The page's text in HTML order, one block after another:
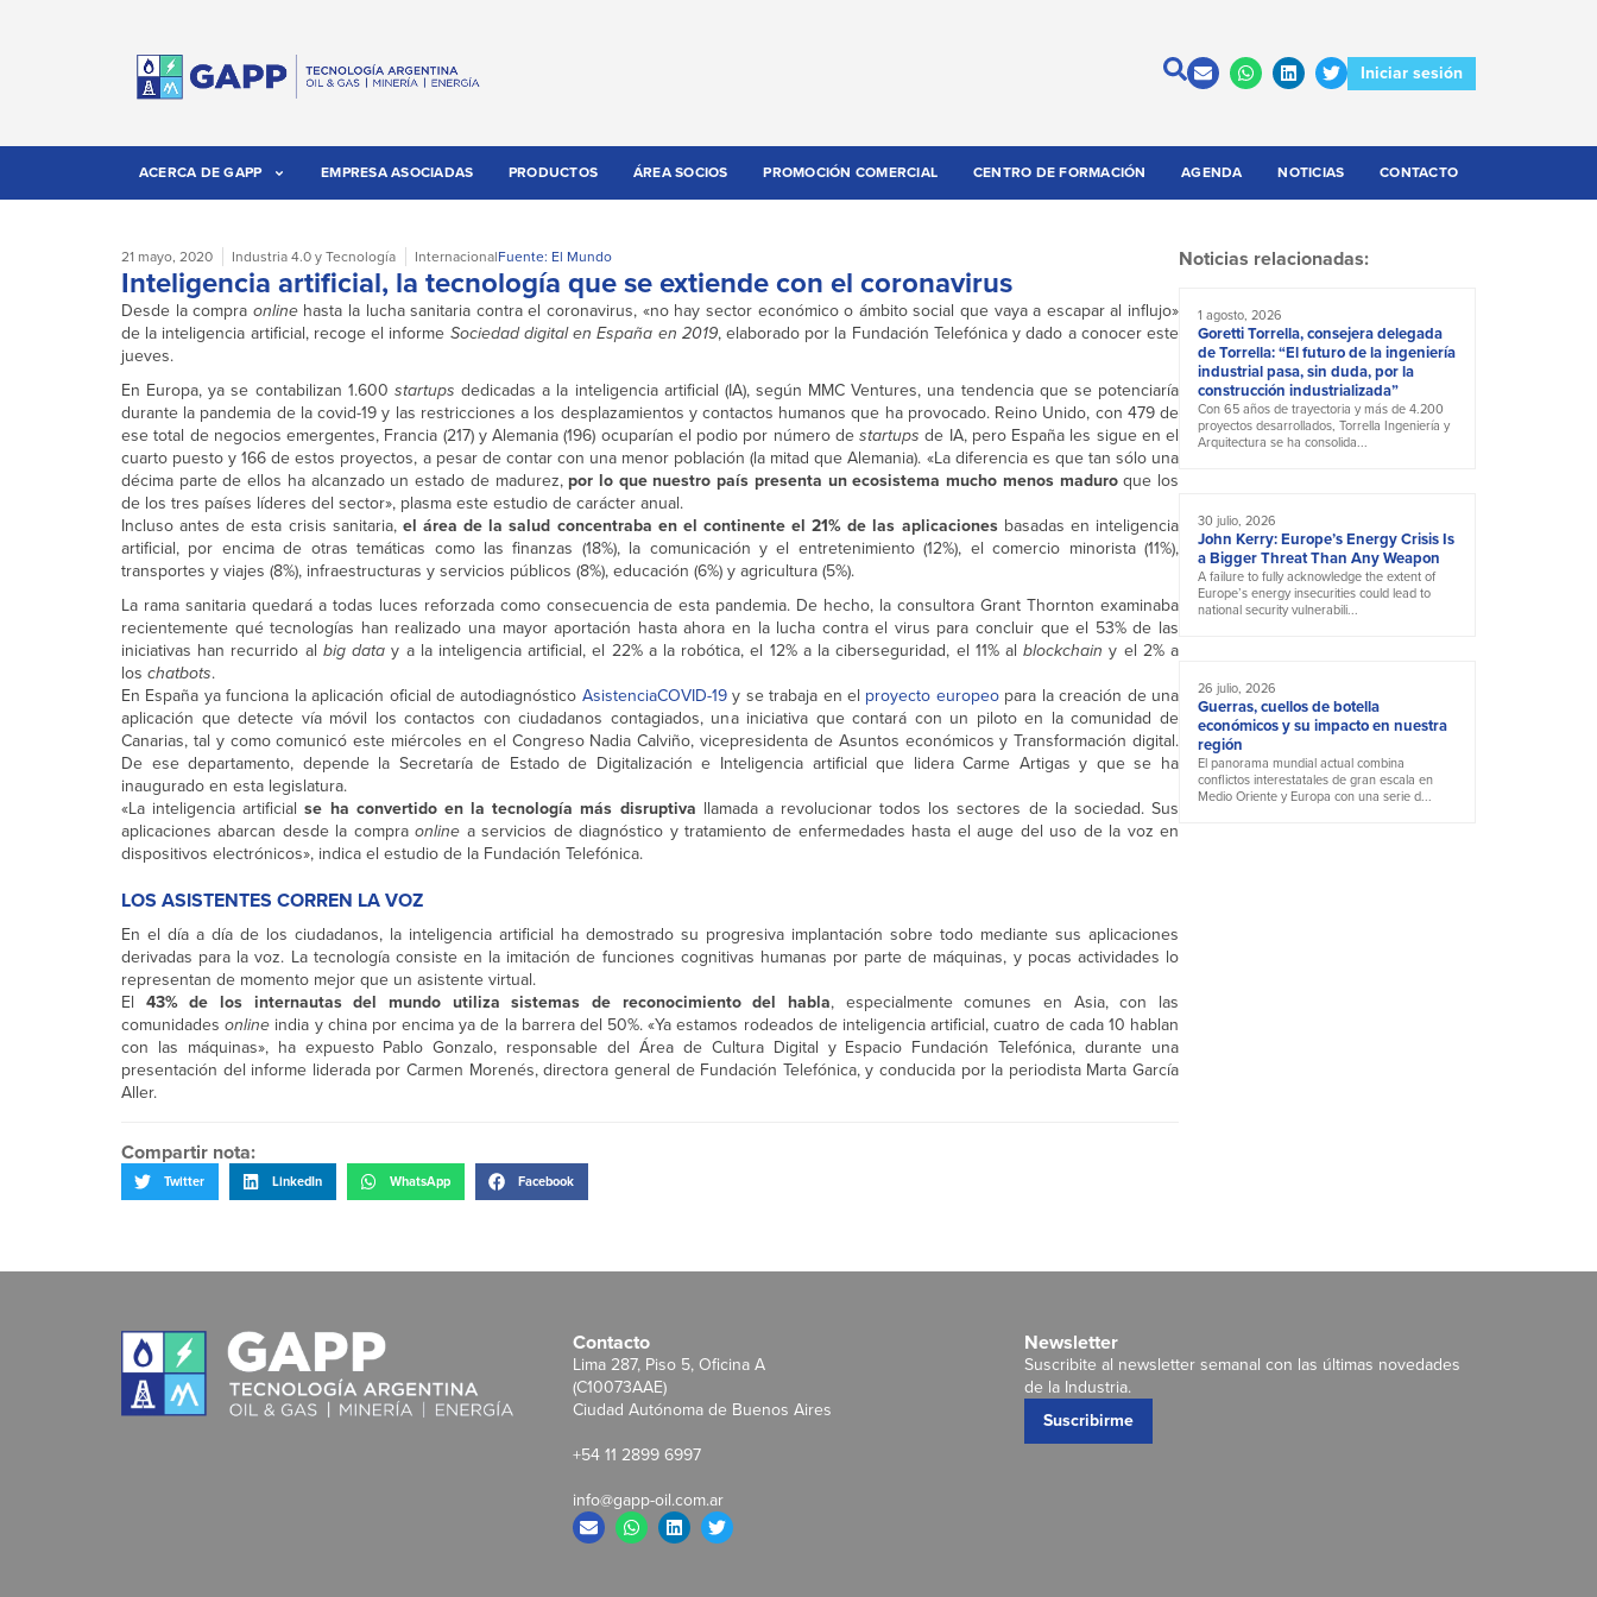
Iniciar sesión
ACERCA DE GAPP EMPRESA ASOCIADAS PRODUCTOS ÁREA SOCIOS PROMOCIÓN COMERCIAL CENTRO DE FORMACIÓN AGENDA NOTICIAS CONTACTO
21 mayo, 2020 Industria 4.0 y Tecnología InternacionalFuente: El Mundo
Inteligencia artificial, la tecnología que se extiende con el coronavirus
Desde la compra online hasta la lucha sanitaria contra el coronavirus, «no hay sector económico o ámbito social que vaya a escapar al influjo»
de la inteligencia artificial, recoge el informe Sociedad digital en España en 2019, elaborado por la Fundación Telefónica y dado a conocer este
jueves.
En Europa, ya se contabilizan 1.600 startupsdedicadas a la inteligencia artificial (IA), según MMC Ventures, una tendencia que se potenciaría
durante la pandemia de la covid-19 y las restricciones a los desplazamientos y contactos humanos que ha provocado. Reino Unido, con 479 de
ese total de negocios emergentes, Francia (217) y Alemania (196) ocuparían el podio por número destartupsde IA, pero España les sigue en el
cuarto puesto y 166 de estos proyectos, a pesar de contar con una menor población (la mitad que Alemania). «La diferencia es que tan sólo una
décima parte de ellos ha alcanzado un estado de madurez, por lo que nuestro país presenta un ecosistema mucho menos maduroque los
de los tres países líderes del sector», plasma este estudio de carácter anual.
Incluso antes de esta crisis sanitaria, el área de la salud concentraba en el continente el 21% de las aplicacionesbasadas en inteligencia
artificial, por encima de otras temáticas como las finanzas (18%), la comunicación y el entretenimiento (12%), el comercio minorista (11%),
transportes y viajes (8%), infraestructuras y servicios públicos (8%), educación (6%) y agricultura (5%).
La rama sanitaria quedará a todas luces reforzada como consecuencia de esta pandemia. De hecho, la consultora Grant Thornton examinaba
recientemente qué tecnologías han realizado una mayor aportación hasta ahora en la lucha contra el virus para concluir que el 53% de las
iniciativas han recurrido al big data y a la inteligencia artificial, el 22% a la robótica, el 12% a la ciberseguridad, el 11% alblockchainy el 2% a
los chatbots.
En España ya funciona la aplicación oficial de autodiagnóstico AsistenciaCOVID-19y se trabaja en el proyecto europeopara la creación de una
aplicación que detecte vía móvil los contactos con ciudadanos contagiados, una iniciativa que contará con un piloto en la comunidad de
Canarias, tal y como comunicó este miércoles en el Congreso Nadia Calviño, vicepresidenta de Asuntos económicos y Transformación digital.
De ese departamento, depende la Secretaría de Estado de Digitalización e Inteligencia artificial que lidera Carme Artigas y que se ha
inaugurado en esta legislatura.
«La inteligencia artificialse ha convertido en la tecnología más disruptiva llamada a revolucionar todos los sectores de la sociedad. Sus
aplicaciones abarcan desde la compraonline a servicios de diagnóstico y tratamiento de enfermedades hasta el auge del uso de la voz en
dispositivos electrónicos», indica el estudio de la Fundación Telefónica.
LOS ASISTENTES CORREN LA VOZ
En el día a día de los ciudadanos, la inteligencia artificial ha demostrado su progresiva implantación sobre todo mediante sus aplicaciones
derivadas para la voz. La tecnología consiste en la imitación de funciones cognitivas humanas por parte de máquinas, y pocas actividades lo
representan de momento mejor que un asistente virtual.
El 43% de los internautas del mundo utiliza sistemas de reconocimiento del habla, especialmente comunes en Asia, con las
comunidadesonline india y china por encima ya de la barrera del 50%. «Ya estamos rodeados de inteligencia artificial, cuatro de cada 10 hablan
con las máquinas», ha expuesto Pablo Gonzalo, responsable del Área de Cultura Digital y Espacio Fundación Telefónica, durante una
presentación del informe liderada por Carmen Morenés, directora general de Fundación Telefónica, y conducida por la periodista Marta García
Aller.
Compartir nota:
Twitter LinkedIn WhatsApp Facebook
Noticias relacionadas:
1 agosto, 2026
Goretti Torrella, consejera delegada
de Torrella: “El futuro de la ingeniería
industrial pasa, sin duda, por la
construcción industrializada”
Con 65 años de trayectoria y más de 4.200
proyectos desarrollados, Torrella Ingeniería y
Arquitectura se ha consolida...
30 julio, 2026
John Kerry: Europe’s Energy Crisis Is
a Bigger Threat Than Any Weapon
A failure to fully acknowledge the extent of
Europe’s energy insecurities could lead to
national security vulnerabili...
26 julio, 2026
Guerras, cuellos de botella
económicos y su impacto en nuestra
región
El panorama mundial actual combina
conflictos interestatales de gran escala en
Medio Oriente y Europa con una serie d...
Contacto
Lima 287, Piso 5, Oficina A
(C10073AAE)
Ciudad Autónoma de Buenos Aires
+54 11 2899 6997
info@gapp-oil.com.ar
Newsletter
Suscribite al newsletter semanal con las últimas novedades
de la Industria.
Suscribirme